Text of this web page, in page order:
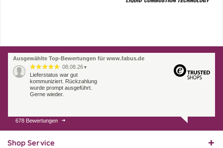
Ausgewählte Top-Bewertungen für www.fabus.de
08.08.26 ▼
Lieferstatus war gut
kommuniziert. Rückzahlung
wurde prompt ausgeführt.
Gerne wieder.
07.08.26
Endlich das richtige
678 Bewertungen
Shop Service